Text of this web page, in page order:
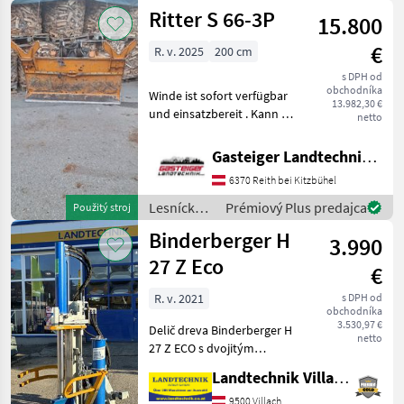
drevárske
stroje /
Použitý stroj
Ritter S 66-3P
15.800
€
s DPH od
obchodníka
13.982,30 €
netto
R. v. 2025 200 cm
Winde ist sofort verfügbar
und einsatzbereit . Kann auf
Seilausstoß HBC-Funk
Ĺanovo zavedená kladka:
Ĺanovo z
Gasteiger Landtechnik GmbH
6370 Reith bei Kitzbühel
Lesnícke a
drevárske
stroje /
Ritter
Prémiový Plus predajca
Binderberger H
27 Z Eco
3.990
€
s DPH od
obchodníka
3.530,97 €
netto
R. v. 2021
Delič dreva Binderberger H
27 Z ECO s dvojitým
komfortným ovládaním
Landtechnik Villach GmbH
9500 Villach